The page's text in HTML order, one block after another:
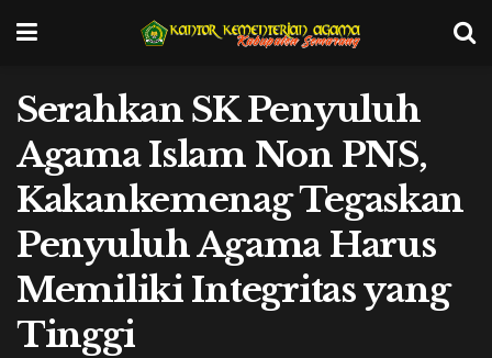
Serahkan SK Penyuluh
Agama Islam Non PNS,
Kakankemenag Tegaskan
Penyuluh Agama Harus
Memiliki Integritas yang
Tinggi